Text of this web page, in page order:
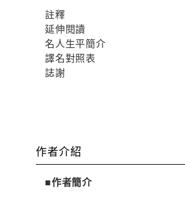
註釋
延伸閱讀
名人生平簡介
譯名對照表
誌謝
作者介紹
■作者簡介